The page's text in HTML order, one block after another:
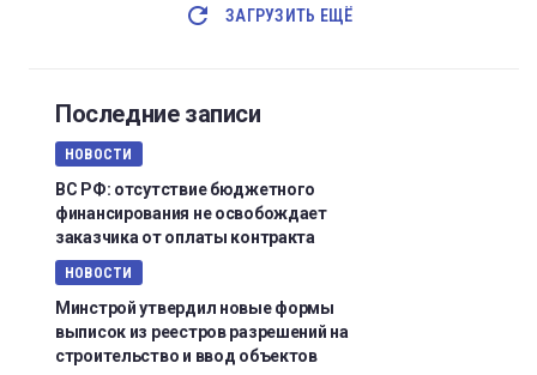
ЗАГРУЗИТЬ ЕЩЁ
Последние записи
НОВОСТИ
ВС РФ: отсутствие бюджетного
финансирования не освобождает
заказчика от оплаты контракта
НОВОСТИ
Минстрой утвердил новые формы
выписок из реестров разрешений на
строительство и ввод объектов